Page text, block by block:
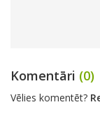
Komentāri (0)
Vēlies komentēt?